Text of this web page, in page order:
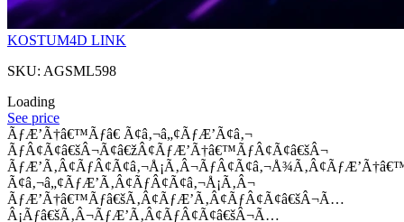
KOSTUM4D LINK
SKU: AGSML598
Loading
See price
ÃƒÆ’Ã†â€™Ãƒâ€ Ã¢â‚¬â„¢ÃƒÆ’Ã¢â‚¬
ÃƒÂ¢Ã¢â€šÂ¬Ã¢â€žÂ¢ÃƒÆ’Ã†â€™ÃƒÂ¢Ã¢â€šÂ¬
Ã¢â‚¬â„¢ÃƒÆ’Ã‚Â¢ÃƒÂ¢Ã¢â‚¬Å¡Ã‚Â¬
ÃƒÆ’Ã†â€™Ãƒâ€šÃ‚Â¢ÃƒÆ’Ã‚Â¢ÃƒÂ¢Ã¢â€šÂ¬Ã…
Â¡Ãƒâ€šÃ‚Â¬ÃƒÆ’Ã‚Â¢ÃƒÂ¢Ã¢â€šÂ¬Ã…